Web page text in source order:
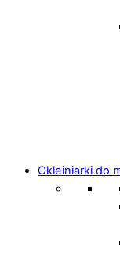
Okleiniarki do